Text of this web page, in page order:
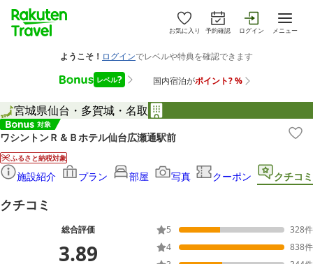
お気に入り 予約確認 ログイン メニュー
宮城県仙台・多賀城・名取
ワシントンＲ＆Ｂホテル仙台広瀬通駅前
ふるさと納税対象
施設紹介 プラン 部屋 写真 クーポン クチコミ
クチコミ
総合評価
3.89
5 328件
4
838件